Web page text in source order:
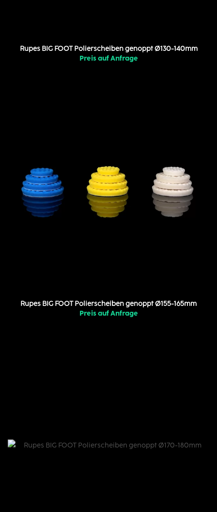
Rupes BIG FOOT Polierscheiben genoppt Ø130-140mm
Preis auf Anfrage
Rupes BIG FOOT Polierscheiben genoppt Ø155-165mm
Preis auf Anfrage